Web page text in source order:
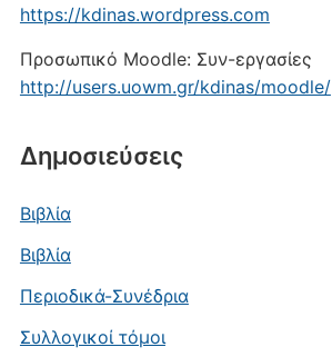
https://kdinas.wordpress.com
Προσωπικό Moodle: Συν-εργασίες
http://users.uowm.gr/kdinas/moodle/
Δημοσιεύσεις
Βιβλία
Βιβλία
Περιοδικά-Συνέδρια
Συλλογικοί τόμοι